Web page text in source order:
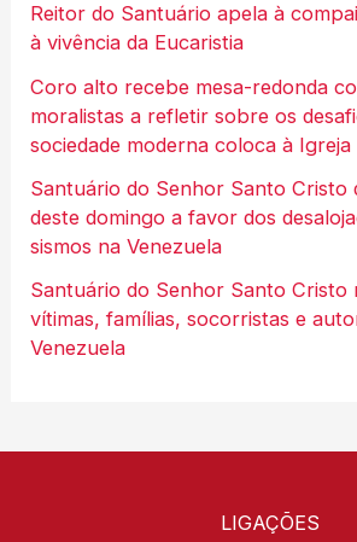
Reitor do Santuário apela à
à vivência da Eucaristia
Coro alto recebe mesa-redonda
moralistas a refletir sobre os
sociedade moderna coloca à Igreja
Santuário do Senhor Santo Cristo
deste domingo a favor dos
sismos na Venezuela
Santuário do Senhor Santo Cristo
vítimas, famílias, socorristas e
Venezuela
LIGAÇÕES